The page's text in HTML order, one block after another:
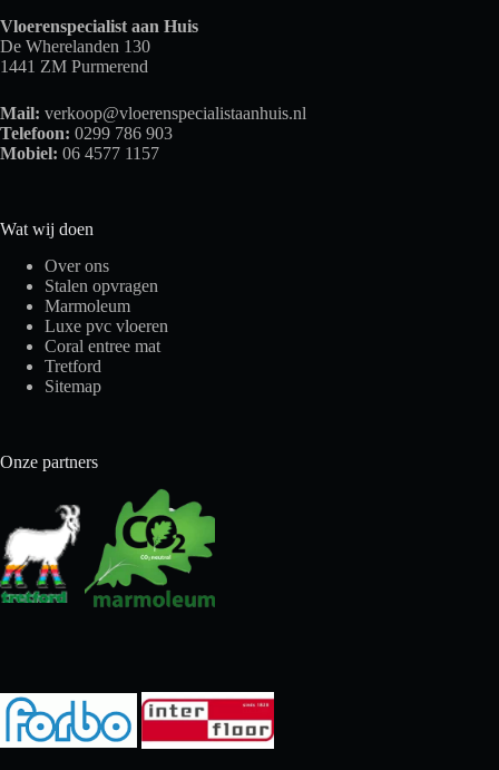
Vloerenspecialist aan Huis
De Wherelanden 130
1441 ZM Purmerend
Mail: verkoop@vloerenspecialistaanhuis.nl
Telefoon: 0299 786 903
Mobiel: 06 4577 1157
Wat wij doen
Over ons
Stalen opvragen
Marmoleum
Luxe pvc vloeren
Coral entree mat
Tretford
Sitemap
Onze partners